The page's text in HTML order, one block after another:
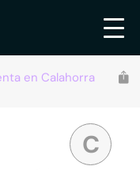
en Calahorra
C